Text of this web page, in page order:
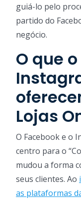
guiá-lo pelo
partido do
negócio.
O que
Lojas
O Facebook e o
centro para o
mudou a forma
seus clientes. Ao
as plataformas